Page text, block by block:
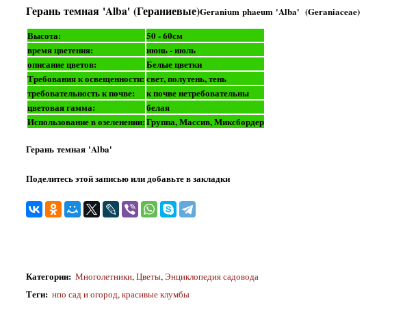
Герань темная 'Alba' (Гераниевые)Geranium phaeum 'Alba' (Geraniaceae)
Высота:
50 - 60см
время цветения:
июнь - июль
описание цветов:
Белые цветки
Требования к освещенности: свет, полутень, тень
требовательность к почве:
к почве нетребовательны
цветовая гамма:
белая
Использование в озеленении:Группа, Массив, Миксбордер
Герань темная 'Alba'
Поделитесь этой записью или добавьте в закладки
Категории: Многолетники,Цветы,Энциклопедия садовода
Теги: нпо сад и огород,красивые клумбы